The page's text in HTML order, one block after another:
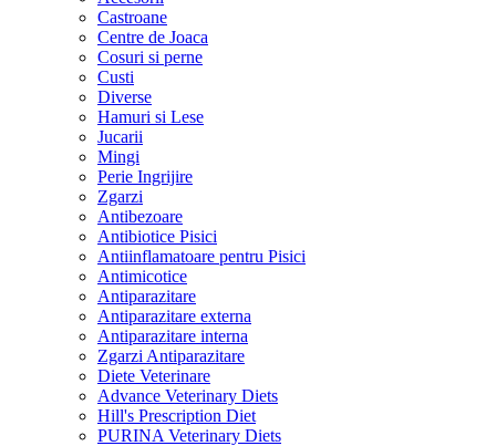
Castroane
Centre de Joaca
Cosuri si perne
Custi
Diverse
Hamuri si Lese
Jucarii
Mingi
Perie Ingrijire
Zgarzi
Antibezoare
Antibiotice Pisici
Antiinflamatoare pentru Pisici
Antimicotice
Antiparazitare
Antiparazitare externa
Antiparazitare interna
Zgarzi Antiparazitare
Diete Veterinare
Advance Veterinary Diets
Hill's Prescription Diet
PURINA Veterinary Diets